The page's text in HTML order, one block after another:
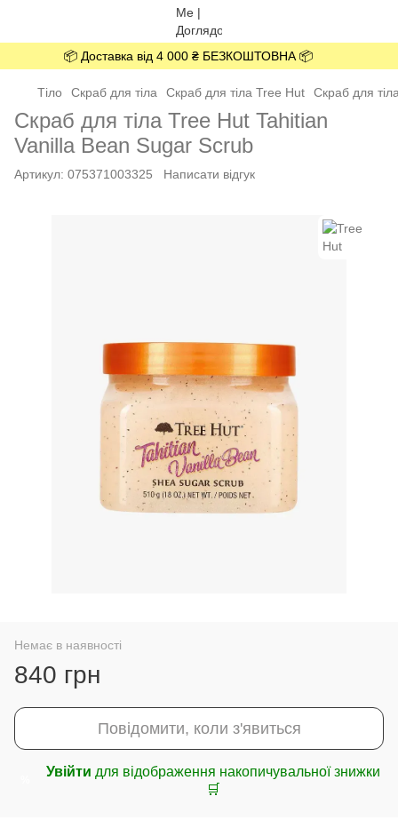
📦 Доставка від 4 000 ₴ БЕЗКОШТОВНА 📦
Тіло Скраб для тіла Скраб для тіла Tree Hut Скраб для
Скраб для тіла Tree Hut Tahitian
Vanilla Bean Sugar Scrub
Артикул: 075371003325 Написати відгук
Немає в наявності
840 грн
Повідомити, коли з'явиться
Увійти для відображення накопичувальної знижки
🛒